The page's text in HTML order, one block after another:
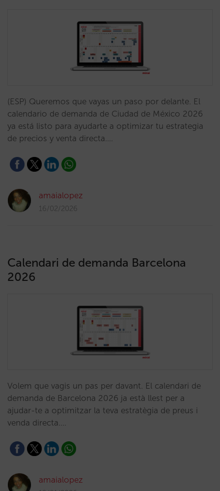
(ESP) Queremos que vayas un paso por delante. El
calendario de demanda de Ciudad de México 2026
ya está listo para ayudarte a optimizar tu estrategia
de precios y venta directa.…
amaialopez
16/02/2026
Calendari de demanda Barcelona
2026
Volem que vagis un pas per davant. El calendari de
demanda de Barcelona 2026 ja està llest per a
ajudar-te a optimitzar la teva estratègia de preus i
venda directa.…
amaialopez